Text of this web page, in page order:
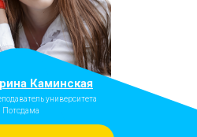
Каминская
университета
Потсдама